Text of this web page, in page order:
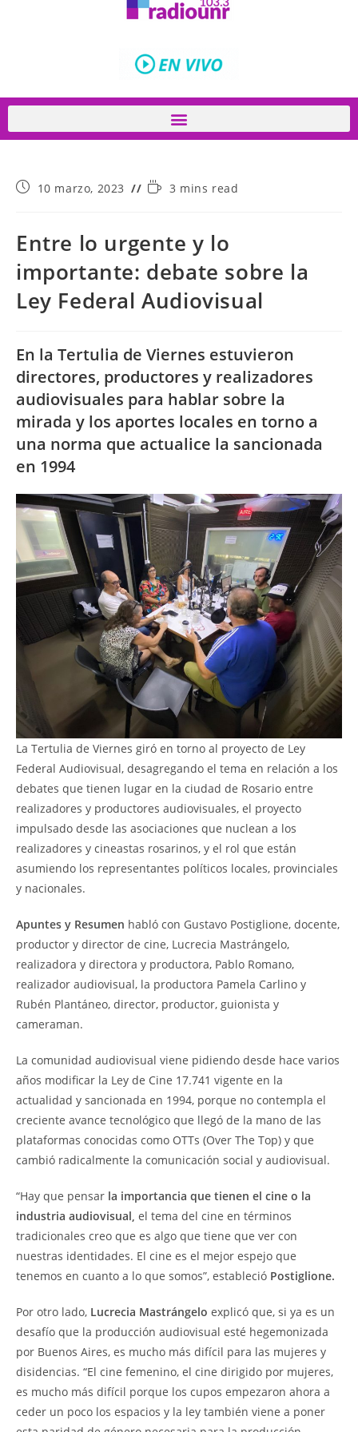
10 marzo, 2023 3 mins read
Entre lo urgente y lo
importante: debate sobre la
Ley Federal Audiovisual
En la Tertulia de Viernes estuvieron
directores, productores y realizadores
audiovisuales para hablar sobre la
mirada y los aportes locales en torno a
una norma que actualice la sancionada
en 1994
La Tertulia de Viernes giró en torno al proyecto de Ley
Federal Audiovisual, desagregando el tema en relación a los
debates que tienen lugar en la ciudad de Rosario entre
realizadores y productores audiovisuales, el proyecto
impulsado desde las asociaciones que nuclean a los
realizadores y cineastas rosarinos, y el rol que están
asumiendo los representantes políticos locales, provinciales
y nacionales.
Apuntes y Resumen habló con Gustavo Postiglione, docente,
productor y director de cine, Lucrecia Mastrángelo,
realizadora y directora y productora, Pablo Romano,
realizador audiovisual, la productora Pamela Carlino y
Rubén Plantáneo, director, productor, guionista y
cameraman.
La comunidad audiovisual viene pidiendo desde hace varios
años modificar la Ley de Cine 17.741 vigente en la
actualidad y sancionada en 1994, porque no contempla el
creciente avance tecnológico que llegó de la mano de las
plataformas conocidas como OTTs (Over The Top) y que
cambió radicalmente la comunicación social y audiovisual.
“Hay que pensar la importancia que tienen el cine o la
industria audiovisual, el tema del cine en términos
tradicionales creo que es algo que tiene que ver con
nuestras identidades. El cine es el mejor espejo que
tenemos en cuanto a lo que somos”, estableció Postiglione.
Por otro lado, Lucrecia Mastrángelo explicó que, si ya es un
desafío que la producción audiovisual esté hegemonizada
por Buenos Aires, es mucho más difícil para las mujeres y
disidencias. “El cine femenino, el cine dirigido por mujeres,
es mucho más difícil porque los cupos empezaron ahora a
ceder un poco los espacios y la ley también viene a poner